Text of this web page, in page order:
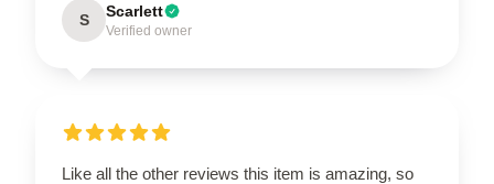
S Scarlett
Verified owner
Like all the other reviews this item is amazing, so